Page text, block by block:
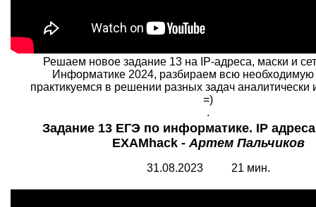
Решаем новое задание 13 на IP-адреса, маски и
Информатике 2024, разбираем всю
практикуемся в решении разных задач аналитически
=)
.
Задание 13 ЕГЭ по информатике. IP
EXAMhack -Артем Пальчиков
31.08.2023 21 мин.